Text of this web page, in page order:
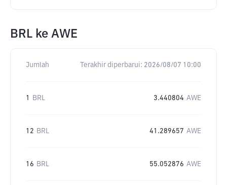
BRL ke AWE
Jumlah Terakhir diperbarui: 2026/08/07 10:00
1 BRL 3.440804 AWE
12 BRL 41.289657 AWE
16 BRL 55.052876 AWE